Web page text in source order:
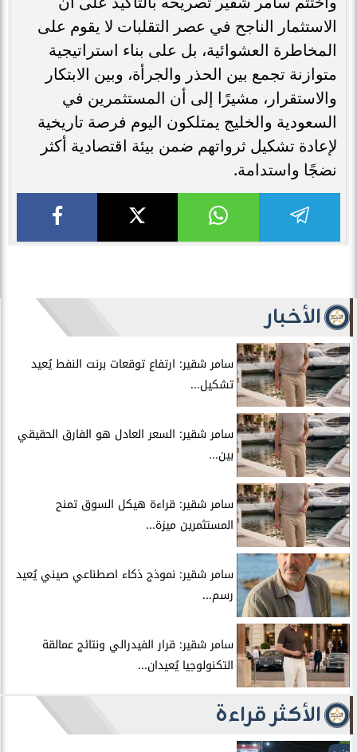
الاستثمار الناجح في عصر التقلبات لا يقوم على
المخاطرة العشوائية، بل على بناء استراتيجية
متوازنة تجمع بين الحذر والجرأة، وبين الابتكار
والاستقرار، مشيرًا إلى أن المستثمرين في
السعودية والخليج يمتلكون اليوم فرصة تاريخية
لإعادة تشكيل ثرواتهم ضمن بيئة اقتصادية أكثر
نضجًا واستدامة.
الأخبار
سامر شقير: ارتفاع توقعات برنت النفط يُعيد
تشكيل...
سامر شقير: السعر العادل هو الفارق الحقيقي
بين...
سامر شقير: قراءة هيكل السوق تمنح
المستثمرين ميزة...
سامر شقير: نموذج ذكاء اصطناعي صيني يُعيد
رسم...
سامر شقير: قرار الفيدرالي ونتائج عمالقة
التكنولوجيا يُعيدان...
الأكثر قراءة